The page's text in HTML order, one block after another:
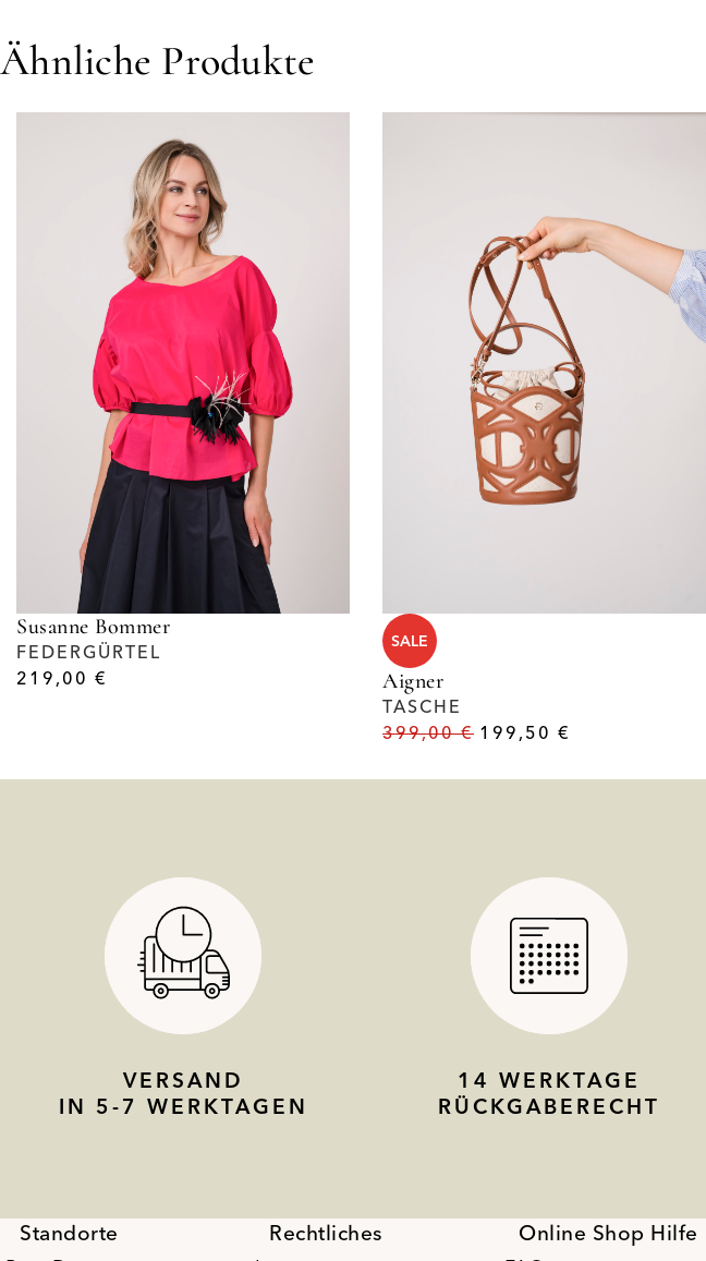
Ähnliche Produkte
Susanne Bommer
FEDERGÜRTEL
219,00 €
SALE
Aigner
TASCHE
399,00€ 199,50€
VERSAND
IN 5-7 WERKTAGEN
14 WERKTAGE
RÜCKGABERECHT
Standorte Rechtliches Online Shop Hilfe